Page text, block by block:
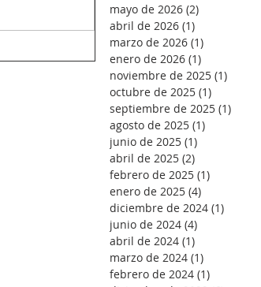
mayo de 2026 (2)
abril de 2026 (1)
marzo de 2026 (1)
enero de 2026 (1)
noviembre de 2025 (1)
octubre de 2025 (1)
septiembre de 2025 (1)
agosto de 2025 (1)
junio de 2025 (1)
abril de 2025 (2)
febrero de 2025 (1)
enero de 2025 (4)
diciembre de 2024 (1)
junio de 2024 (4)
abril de 2024 (1)
marzo de 2024 (1)
febrero de 2024 (1)